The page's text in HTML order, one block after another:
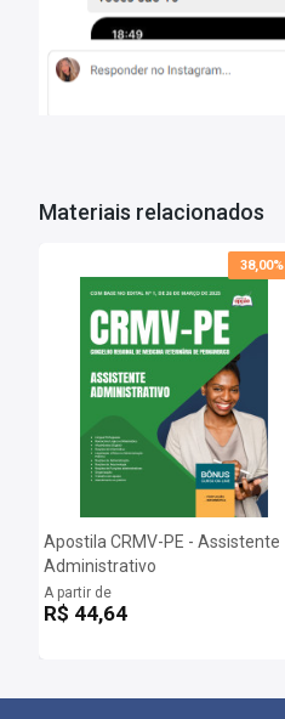
Materiais relacionados
38,00%
Apostila CRMV-PE - Assistente
Administrativo
A partir de
R$ 44,64